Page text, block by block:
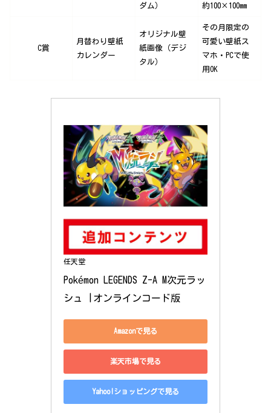
ダム）
約100×100mm
C賞
月替わり壁紙
カレンダー
オリジナル壁
紙画像（デジ
タル）
その月限定の
可愛い壁紙ス
マホ・PCで使
用OK
任天堂
Pokémon LEGENDS Z-A M次元ラッ
シュ |オンラインコード版
Amazonで見る
楽天市場で見る
Yahoo!ショッピングで見る